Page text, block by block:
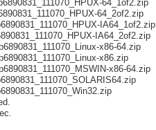
64_1of2.zip
64_2of2.zip
IA64_1of2.zip
IA64_2of2.zip
x86-64.zip
x86.zip
x86-64.zip